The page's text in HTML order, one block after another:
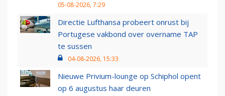
05-08-2026, 7:29
Directie Lufthansa probeert onrust bij
Portugese vakbond over overname TAP
te sussen
04-08-2026, 15:33
Nieuwe Privium-lounge op Schiphol opent
op 6 augustus haar deuren